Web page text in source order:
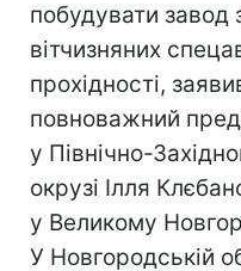
побудувати завод
вітчизняних
прохідності,
повноважний
у Північно-
окрузі Ілля
у Великому
У Новгородській